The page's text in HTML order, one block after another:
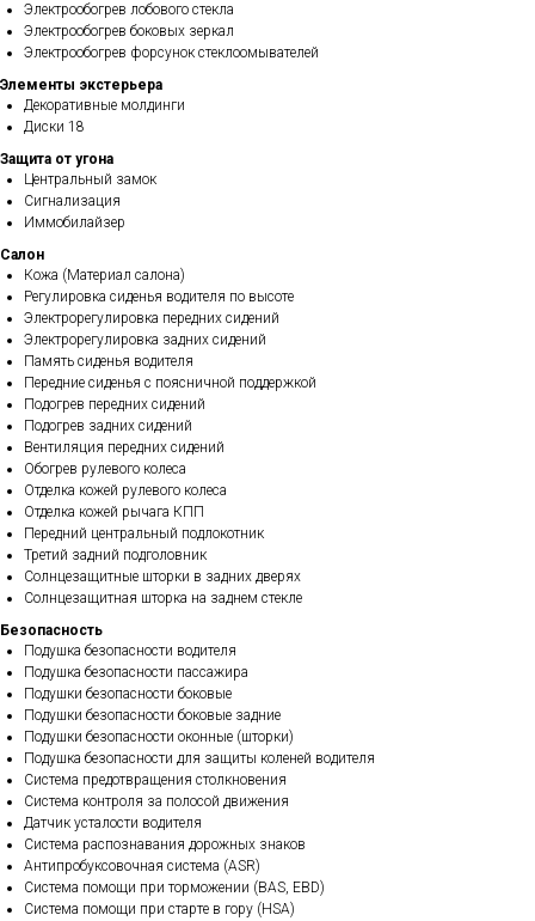
Электрообогрев лобового стекла
Электрообогрев боковых зеркал
Электрообогрев форсунок стеклоомывателей
Элементы экстерьера
Декоративные молдинги
Диски 18
Защита от угона
Центральный замок
Сигнализация
Иммобилайзер
Салон
Кожа (Материал салона)
Регулировка сиденья водителя по высоте
Электрорегулировка передних сидений
Электрорегулировка задних сидений
Память сиденья водителя
Передние сиденья с поясничной поддержкой
Подогрев передних сидений
Подогрев задних сидений
Вентиляция передних сидений
Обогрев рулевого колеса
Отделка кожей рулевого колеса
Отделка кожей рычага КПП
Передний центральный подлокотник
Третий задний подголовник
Солнцезащитные шторки в задних дверях
Солнцезащитная шторка на заднем стекле
Безопасность
Подушка безопасности водителя
Подушка безопасности пассажира
Подушки безопасности боковые
Подушки безопасности боковые задние
Подушки безопасности оконные (шторки)
Подушка безопасности для защиты коленей водителя
Система предотвращения столкновения
Система контроля за полосой движения
Датчик усталости водителя
Система распознавания дорожных знаков
Антипробуксовочная система (ASR)
Система помощи при торможении (BAS, EBD)
Система помощи при старте в гору (HSA)